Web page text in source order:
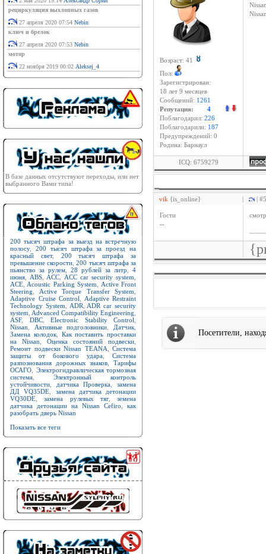
рециркуляция выхлопных газов
27 апреля 2020 07:54 Nebin
ключ и брелок
27 апреля 2020 07:53 Nebin
мотор
22 ноября 2019 00:02 Aleksej_4
В базе данных отсутствуют переходы, или нет
выбранного Вами типа!
200 тысяч штрафа за выезд на встречную
полосу, 200 тысяч штрафа за проезд на
красный свет, 200 тысяч штрафа за
превышение скорости ,200 тысяч штрафа за
пьянство за рулем
28 рублей за литр
4
июня
ABS ACC ACC car security system
ACE Acoustic Parking System
Active Front
Steering
Active Torque Transfer System
Adaptive Cruise Control
Adaptive Restraint
Technology System
ADR
ADR car security
system Advanced Compatibility Engineering
ASF, DBC, Electronic Stability Control
Nissan
Активные подголовники Датчик
Замена колодок, Как поставить проставки
на Nissan
Оценка состояний подвески
Ремонт подвески Nissan TEANA
Система
защиты от бокового удара
Система
разпознования дорожных знаков ,Тарифы
ОСАГО
Электрогидравлическая тормозная
система
Электронный контроль
устойчивости
датчика Проверка ,замена
ДД VQ35DE
замена датчика детонации
VQ30DE ,замена рулевых тяг, земена
датчика детонации на Nissan Cefiro
как
разобрать дверь Nissan
Показать все теги
Возраст: 41
Пол:
Зарегистрирован:
18 лет 9 месяцев
Сообщений: 1261
Репутация: 4
Поблагодарил: 226
Поблагодарили: 187
Предупреждений: 0
Родина: Барнаул
ICQ: 6759279
vik {is_online} | |
Гости
--
Посетители,